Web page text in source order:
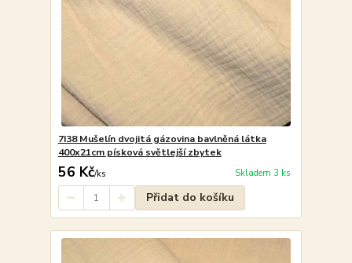
7I38 Mušelín dvojitá gázovina bavlněná látka
400x21cm písková světlejší zbytek
56 Kč/ks Skladem 3 ks
Přidat do košíku